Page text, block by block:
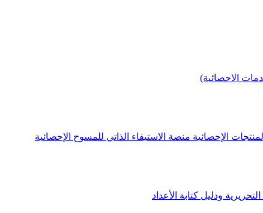
الاحصائية)
الإحصائية منصة الاستيفاء الذاتي للمسوح الإحصائية
ودليل كتابة الأعداد